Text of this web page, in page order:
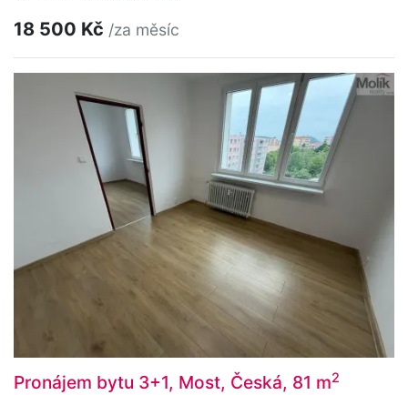
18 500 Kč /za měsíc
Pronájem bytu 3+1, Most, Česká, 81 m2